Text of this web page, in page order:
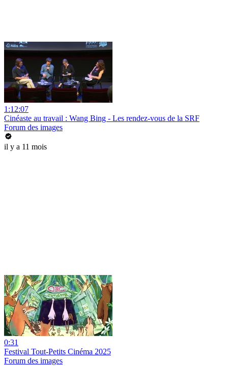
1:12:07
Cinéaste au travail : Wang Bing - Les rendez-vous de la SRF
Forum des images
il y a 11 mois
0:31
Festival Tout-Petits Cinéma 2025
Forum des images